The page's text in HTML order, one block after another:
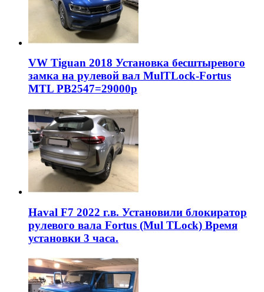
VW Tiguan 2018 Установка бесштыревого
замка на рулевой вал MulTLock-Fortus
MTL РВ2547=29000р
Haval F7 2022 г.в. Установили блокиратор
рулевого вала Fortus (Mul TLock) Время
установки 3 часа.